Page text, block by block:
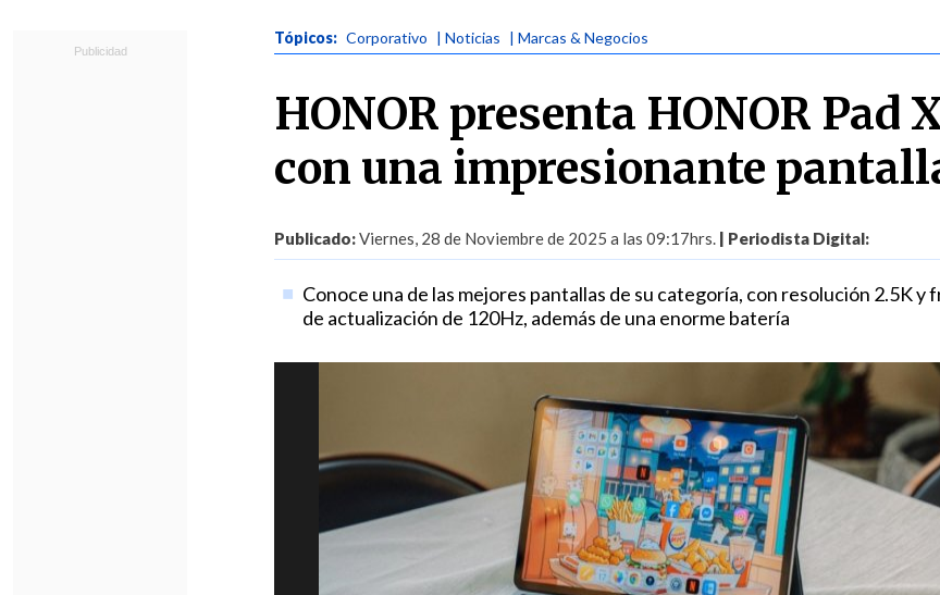
Tópicos: Corporativo | Noticias | Marcas & Negocios
HONOR presenta HONOR Pad
con una impresionante
Publicado:Viernes, 28 de Noviembre de 2025 a las 09:17hrs. | Periodista Digital:
Conoce una de las mejores pantallas de su categoría, con resolución 2.5K y
de actualización de 120Hz, además de una enorme batería